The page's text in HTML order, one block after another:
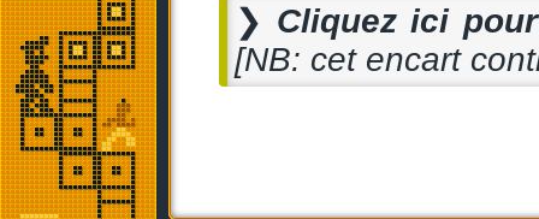
❯ Cliquez ici
[NB: cet encart